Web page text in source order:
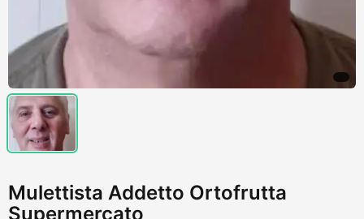
Mulettista Addetto Ortofrutta
Supermercato